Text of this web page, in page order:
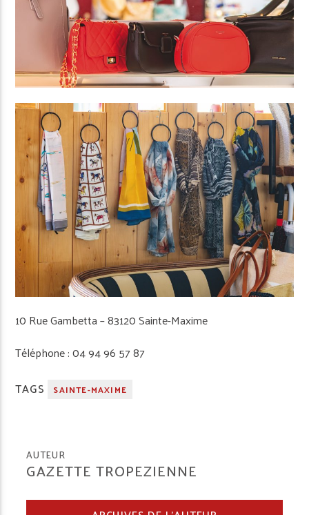
10 Rue Gambetta – 83120 Sainte-Maxime
Téléphone : 04 94 96 57 87
TAGS
SAINTE-MAXIME
AUTEUR
GAZETTE TROPEZIENNE